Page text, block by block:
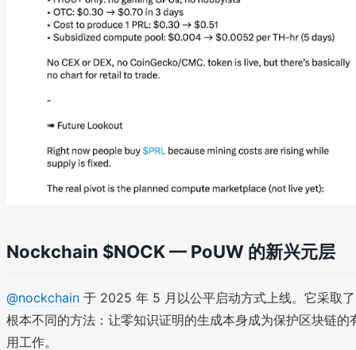
Nockchain $NOCK — PoUW 的新兴元层
@nockchain 于 2025 年 5 月以公平启动方式上线。它采取了
根本不同的方法：让零知识证明的生成本身成为保护区块链的
用工作。